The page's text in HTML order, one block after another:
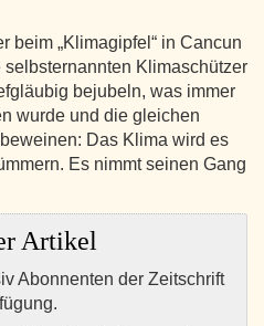
beim „Klimagipfel“ in Cancun
Klimaschützer
bejubeln, was immer
wurde und die gleichen
Das Klima wird es
Es nimmt seinen Gang
Artikel
Abonnenten der Zeitschrift